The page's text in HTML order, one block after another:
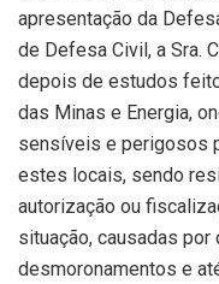
apresentação da
de Defesa Civil, a Sra.
depois de estudos
das Minas e Energia,
sensíveis e perigosos
estes locais, sendo
autorização ou
situação, causadas
desmoronamentos e